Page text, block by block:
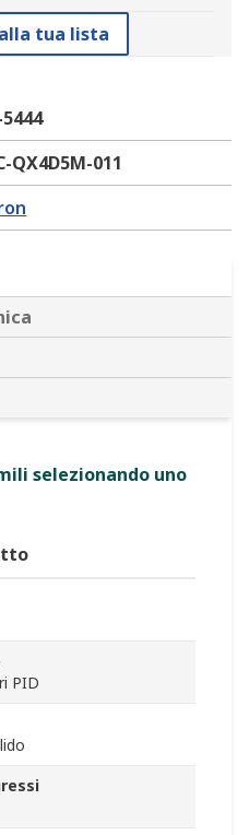
tua lista
QX4D5M-011
selezionando uno
PID